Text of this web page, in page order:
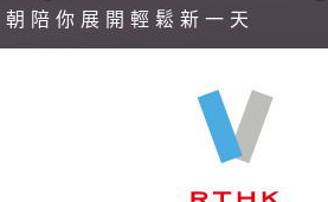
陪你展開輕鬆新一天